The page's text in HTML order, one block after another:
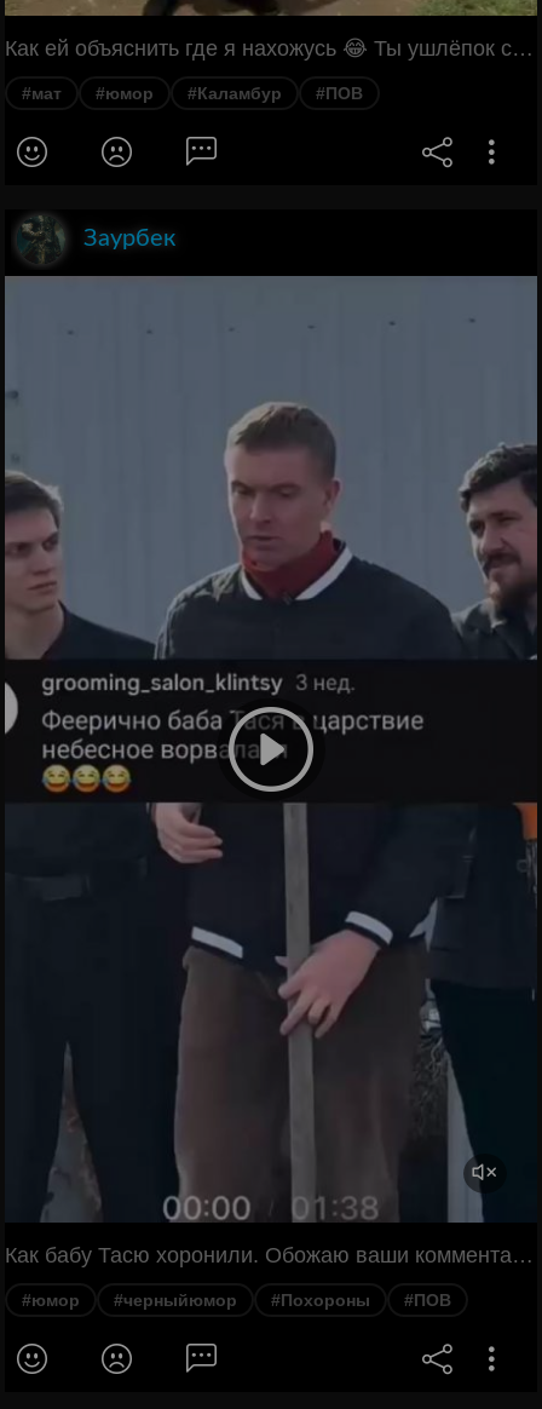
Как ей объяснить где я нахожусь 😂 Ты ушлёпок с большими яйцами? Ну да.
#мат #юмор #Каламбур #ПОВ
Заурбек
Как бабу Тасю хоронили. Обожаю ваши комментарии. А как получилось, яму начали рыть, рыли, рыли глубокую, и потом на что-то железное наткнулись. Ну, пробить не могли и перестали. И всё, на следующий день баб Тасю начали хоронить, и верёвками так её спускали, и споткнулся как бы об землю, и гроб сорвался и вниз прямо. И оказалось, что вот эта
#юмор #черныйюмор #Похороны #ПОВ